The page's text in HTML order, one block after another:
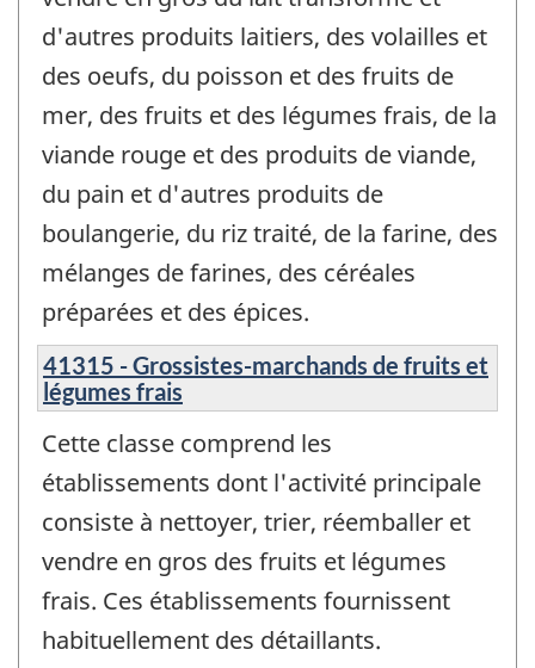
d'autres produits laitiers, des volailles et
des oeufs, du poisson et des fruits de
mer, des fruits et des légumes frais, de la
viande rouge et des produits de viande,
du pain et d'autres produits de
boulangerie, du riz traité, de la farine, des
mélanges de farines, des céréales
préparées et des épices.
41315 - Grossistes-marchands de fruits et
légumes frais
Cette classe comprend les
établissements dont l'activité principale
consiste à nettoyer, trier, réemballer et
vendre en gros des fruits et légumes
frais. Ces établissements fournissent
habituellement des détaillants.